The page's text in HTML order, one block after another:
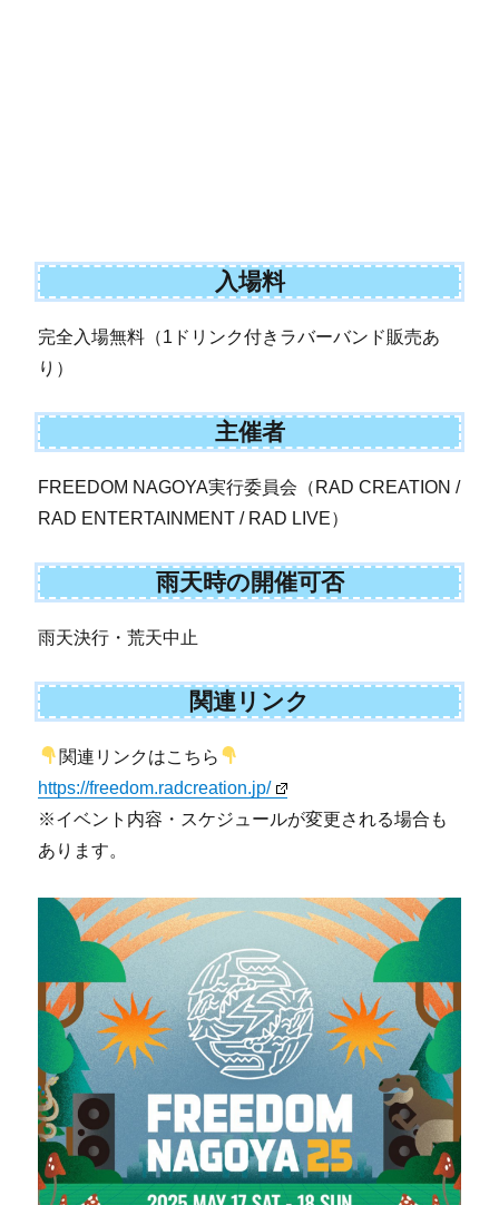
入場料
完全入場無料（1ドリンク付きラバーバンド販売あ
り）
主催者
FREEDOM NAGOYA実行委員会（RAD CREATION /
RAD ENTERTAINMENT / RAD LIVE）
雨天時の開催可否
雨天決行・荒天中止
関連リンク
関連リンクはこちら
https://freedom.radcreation.jp/
※イベント内容・スケジュールが変更される場合も
あります。